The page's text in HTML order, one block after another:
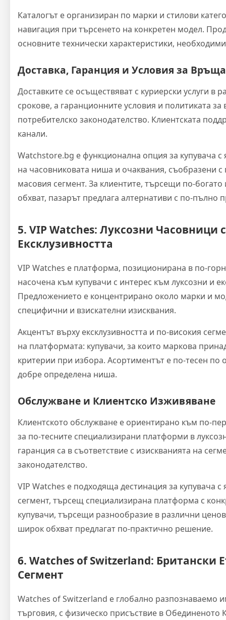
Каталогът е организиран по марки и стилови
навигация при търсенето на конкретен модел.
основните технически характеристики,
Доставка, Гаранция и Условия за
Доставките се осъществяват с куриерски услуги в
срокове, а гаранционните условия и политиката
потребителско законодателство. Клиентската
канали.
Watchstore.bg е функционална опция за купувача
на часовниковата ниша и очаквания, съобразени
масовия сегмент. За клиентите, търсещи по-
обхват, пазарът предлага алтернативи с по-пълно
5. VIP Watches: Луксозни Часовници
Ексклузивността
VIP Watches е платформа, позиционирана в по-
насочена към купувачи с интерес към луксозни и
Предложението е концентрирано около марки и
специфични и взискателни изисквания.
Акцентът върху ексклузивността и по-високия
на платформата: купувачи, за които маркова
критерии при избора. Асортиментът е по-тесен по
добре определена ниша.
Обслужване и Клиентско Изживяване
Клиентското обслужване е ориентирано към по-
за по-тесните специализирани платформи в
гаранция са в съответствие с изискванията на
законодателство.
VIP Watches е подходяща дестинация за купувача
сегмент, търсещ специализирана платформа с
купувачи, търсещи разнообразие в различни
широк обхват предлагат по-практично решение.
6. Watches of Switzerland: Британски
Сегмент
Watches of Switzerland е глобално разпознаваемо
търговия, с физическо присъствие в Обединеното